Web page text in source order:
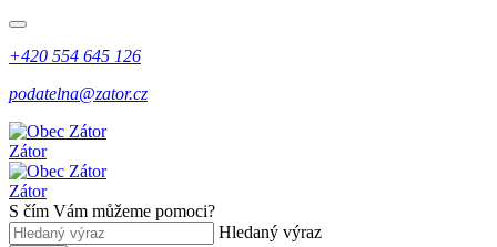
+420 554 645 126
podatelna@zator.cz
Zátor
Zátor
S čím Vám můžeme pomoci?
Hledaný výraz